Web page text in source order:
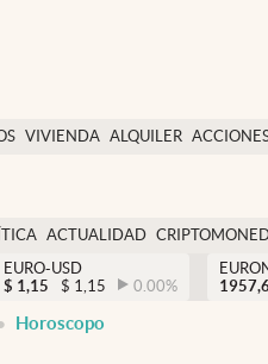
VIVIENDA ALQUILER
USA
ACTUALIDAD
EURO-USD
$ 1,15 $ 1,15 0.00%
Horoscopo